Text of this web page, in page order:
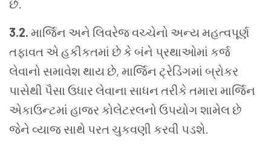
છે.
3.2. માર્જિન અને લિવરેજ વચ્ચેનો અન્ય મહત્વપૂર્ણ
તફાવત એ હકીકતમાં છે કે બંને પ્રથાઓમાં કર્જ
લેવાનો સમાવેશ થાય છે, માર્જિન ટ્રેડિંગમાં બ્રોકર
પાસેથી પૈસા ઉધાર લેવાના સાધન તરીકે તમારા માર્જિન
એકાઉન્ટમાં હાજર કોલેટરલનો ઉપયોગ શામેલ છે
જેને વ્યાજ સાથે પરત ચુકવણી કરવી પડશે.